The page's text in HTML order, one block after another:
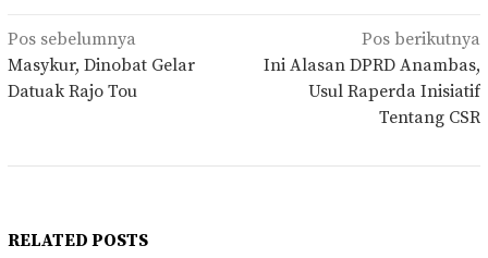
Navigasi
pos
Pos sebelumnya
Masykur, Dinobat Gelar
Datuak Rajo Tou
Pos berikutnya
Ini Alasan DPRD Anambas,
Usul Raperda Inisiatif
Tentang CSR
RELATED POSTS